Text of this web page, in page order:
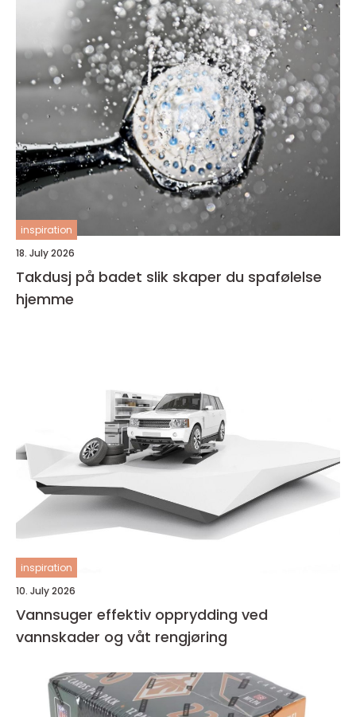
inspiration
18. July 2026
Takdusj på badet slik skaper du spafølelse
hjemme
inspiration
10. July 2026
Vannsuger effektiv opprydding ved
vannskader og våt rengjøring